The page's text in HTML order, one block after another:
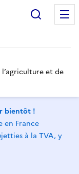
et de
bientôt !
en France
à la TVA, y